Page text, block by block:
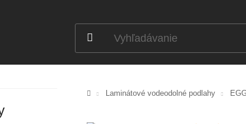
Laminátové vodeodolné podlahy